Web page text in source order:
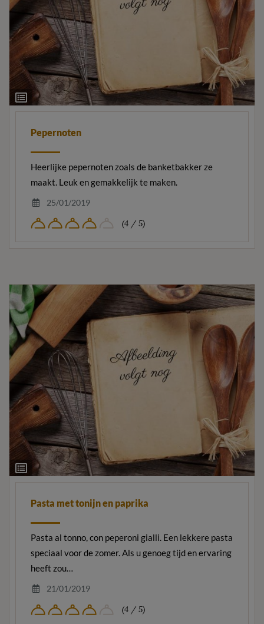
Ingrediëntenlijst
Pepernoten
Heerlijke pepernoten zoals de banketbakker ze
maakt. Leuk en gemakkelijk te maken.
25/01/2019
(4 / 5)
Ingrediëntenlijst
Pasta met tonijn en paprika
Pasta al tonno, con peperoni gialli. Een lekkere pasta
speciaal voor de zomer. Als u genoeg tijd en ervaring
heeft zou…
21/01/2019
(4 / 5)